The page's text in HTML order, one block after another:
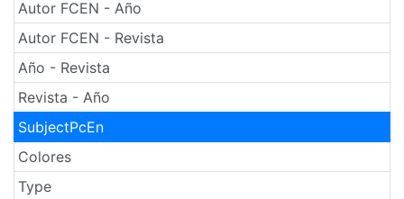
Autor FCEN - Año
Autor FCEN - Revista
Año - Revista
Revista - Año
SubjectPcEn
Colores
Type